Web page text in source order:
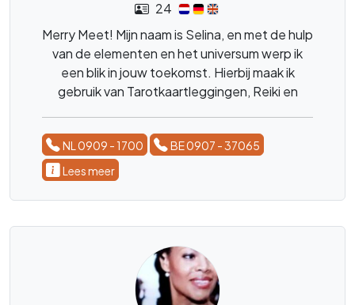
24
Merry Meet! Mijn naam is Selina, en met de hulp
van de elementen en het universum werp ik
een blik in jouw toekomst. Hierbij maak ik
gebruik van Tarotkaartleggingen, Reiki en
beantwoord.
NL 0909 - 1700
BE 0907 - 37065
Lees meer